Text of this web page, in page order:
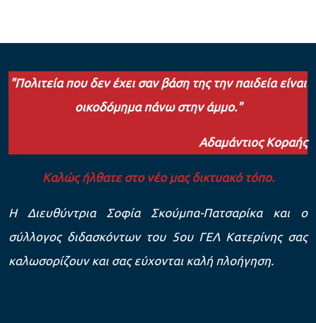
"Πολιτεία που δεν έχει σαν βάση της την παιδεία είναι
οικοδόμημα πάνω στην άμμο."
Αδαμάντιος Κοραής
Καλώς ήλθατε στο νέο μας δικτυακό τόπο.
Η Διευθύντρια Σοφία Σκούμπα-Πατσαρίκα και ο
σύλλογος διδασκόντων του 5ου ΓΕΛ Κατερίνης σας
καλωσορίζουν και σας εύχονται καλή πλοήγηση.